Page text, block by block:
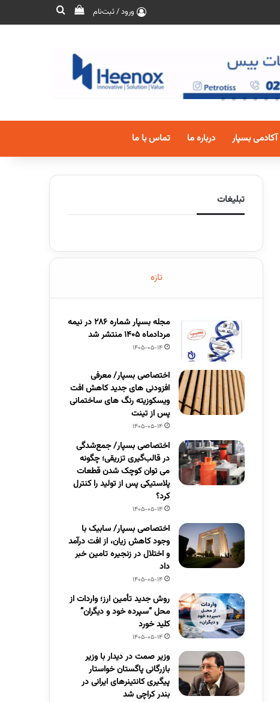
ورود / ثبت‌نام
آکادمی بسپار درباره ما تماس با ما
تبلیغات
تازه
مجله بسپار شماره 286 در نیمه
مردادماه 1405 منتشر شد
1405-05-14
اختصاصی بسپار/ معرفی
افزودنی های جدید کاهش افت
ویسکوزیته رنگ های ساختمانی
پس از تینت
1405-05-14
اختصاصی بسپار/ جمع‌شدگی
در قالب‌گیری تزریقی؛ چگونه
می توان کوچک شدن قطعات
پلاستیکی پس از تولید را کنترل
کرد؟
1405-05-14
اختصاصی بسپار/ سابیک با
وجود کاهش زیان، از افت درآمد
و اختلال در زنجیره تامین خبر
داد
1405-05-14
روش جدید تأمین ارز؛ واردات از
محل “سپرده خود و دیگران”
کلید خورد
1405-05-14
وزیر صمت در دیدار با وزیر
بازرگانی پاگستان خواستار
پیگیری کانتینرهای ایرانی در
بندر کراچی شد